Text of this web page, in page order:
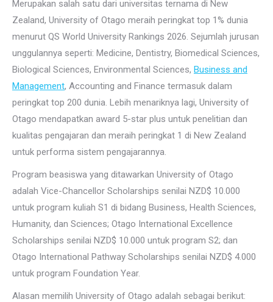
Merupakan salah satu dari universitas ternama di New
Zealand, University of Otago meraih peringkat top 1% dunia
menurut QS World University Rankings 2026. Sejumlah jurusan
unggulannya seperti: Medicine, Dentistry, Biomedical Sciences,
Biological Sciences, Environmental Sciences, Business and
Management, Accounting and Finance termasuk dalam
peringkat top 200 dunia. Lebih menariknya lagi, University of
Otago mendapatkan award 5-star plus untuk penelitian dan
kualitas pengajaran dan meraih peringkat 1 di New Zealand
untuk performa sistem pengajarannya.
Program beasiswa yang ditawarkan University of Otago
adalah Vice-Chancellor Scholarships senilai NZD$ 10.000
untuk program kuliah S1 di bidang Business, Health Sciences,
Humanity, dan Sciences; Otago International Excellence
Scholarships senilai NZD$ 10.000 untuk program S2; dan
Otago International Pathway Scholarships senilai NZD$ 4.000
untuk program Foundation Year.
Alasan memilih University of Otago adalah sebagai berikut: